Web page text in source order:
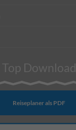
Top Download
Reiseplaner als PDF